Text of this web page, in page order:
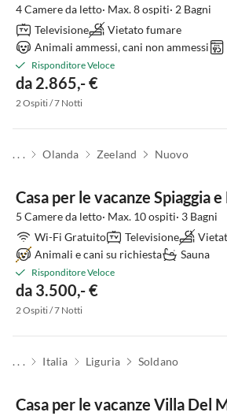
4 Camere da letto· Max. 8 ospiti· 2 Bagni
Televisione
Vietato fumare
Animali ammessi, cani non ammessi
Risponditore Veloce
da 2.865,- €
2 Ospiti / 7 Notti
. . . Olanda Zeeland Nuovo
Casa per le vacanze Spiaggia
5 Camere da letto· Max. 10 ospiti· 3 Bagni
Wi-Fi Gratuito
Televisione
Animali e cani su richiesta
Sauna
Risponditore Veloce
da 3.500,- €
2 Ospiti / 7 Notti
. . . Italia Liguria Soldano
Casa per le vacanze Villa Del